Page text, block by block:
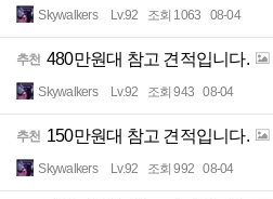
Skywalkers Lv.92 조회 1063 08-04
추천 480만원대 참고 견적입니다.
Skywalkers Lv.92 조회 943 08-04
추천 150만원대 참고 견적입니다.
Skywalkers Lv.92 조회 992 08-04